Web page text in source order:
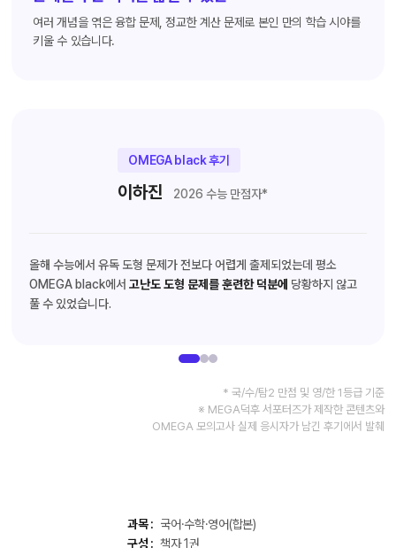
여러 개념을 엮은 융합 문제, 정교한 계산 문제로 본인 만의 학습 시야를
키울 수 있습니다.
OMEGA black 후기
이하진 2026 수능 만점자*
올해 수능에서 유독 도형 문제가 전보다 어렵게 출제되었는데 평소
OMEGA black에서고난도 도형 문제를 훈련한 덕분에 당황하지 않고
풀 수 있었습니다.
* 국/수/탐2 만점 및 영/한 1등급 기준
※ MEGA덕후 서포터즈가 제작한 콘텐츠와
OMEGA 모의고사 실제 응시자가 남긴 후기에서 발췌
과목 : 국어·수학·영어(합본)
구성 : 책자 1권